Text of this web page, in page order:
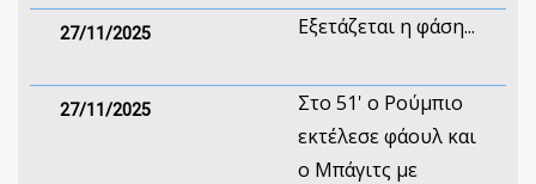
27/11/2025 Εξετάζεται η φάση...
27/11/2025
Στο 51' ο Ρούμπιο
εκτέλεσε φάουλ και
ο Μπάγιτς με